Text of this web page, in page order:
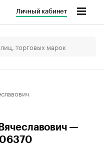
Личный кабинет
—